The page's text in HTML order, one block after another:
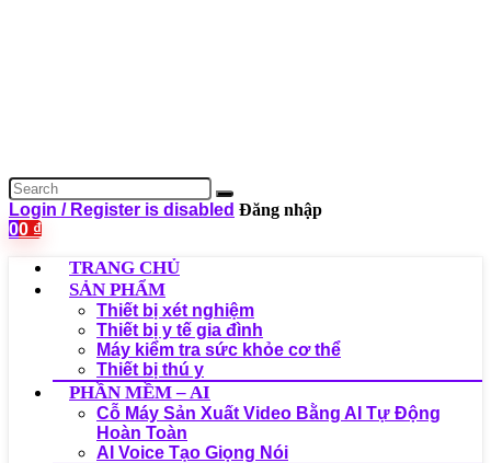
Login / Register is disabled Đăng nhập
00 ₫
TRANG CHỦ
SẢN PHẨM
Thiết bị xét nghiệm
Thiết bị y tế gia đình
Máy kiểm tra sức khỏe cơ thể
Thiết bị thú y
PHẦN MỀM – AI
Cỗ Máy Sản Xuất Video Bằng AI Tự Động
Hoàn Toàn
AI Voice Tạo Giọng Nói